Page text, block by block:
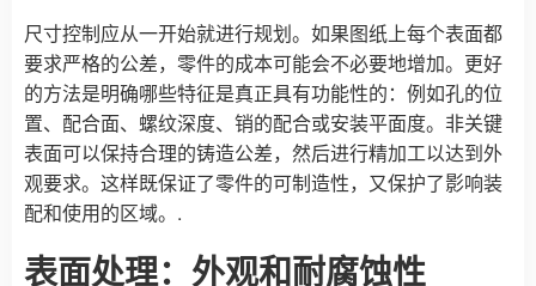
尺寸控制应从一开始就进行规划。如果图纸上每个表面都
要求严格的公差，零件的成本可能会不必要地增加。更好
的方法是明确哪些特征是真正具有功能性的：例如孔的位
置、配合面、螺纹深度、销的配合或安装平面度。非关键
表面可以保持合理的铸造公差，然后进行精加工以达到外
观要求。这样既保证了零件的可制造性，又保护了影响装
配和使用的区域。.
表面处理：外观和耐腐蚀性